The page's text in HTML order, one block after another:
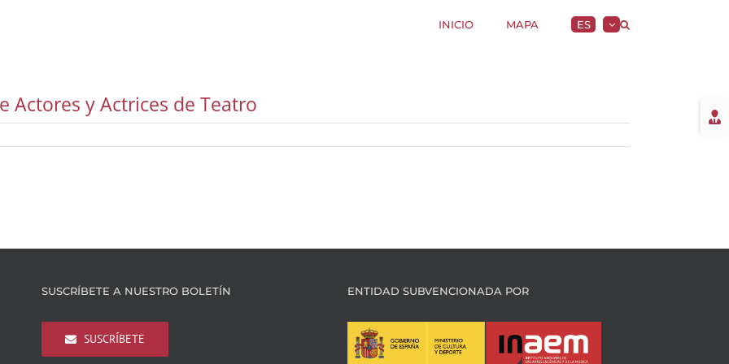
INICIO MAPA ES
Actores y Actrices de Teatro
SUSCRÍBETE A NUESTRO BOLETÍN
SUSCRÍBETE
ENTIDAD SUBVENCIONADA POR